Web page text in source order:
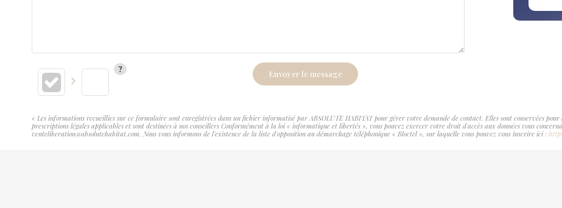
Envoyer le message
« Les informations recueillies sur ce formulaire sont enregistrées dans un fichier informatisé par ABSOLUTE HABITAT pour gérer votre demande de contact. Elles sont conservées
prescriptions légales applicables et sont destinées à nos conseillers Conformément à la loi « informatique et libertés », vous pouvez exercer votre droit d'accès aux données vous
venteliberation@absolutehabitat.com. Nous vous informons de l'existence de la liste d'opposition au démarchage téléphonique « Bloctel », sur laquelle vous pouvez vous inscrire ici :